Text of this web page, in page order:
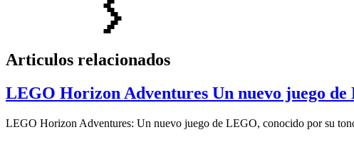
Articulos relacionados
LEGO Horizon Adventures Un nuevo juego de
LEGO Horizon Adventures: Un nuevo juego de LEGO, conocido por su